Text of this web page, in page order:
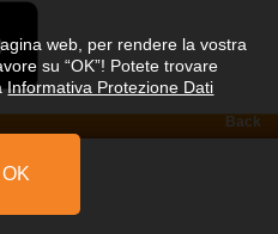
Back
web, per rendere la vostra
su “OK”! Potete trovare
Informativa Protezione Dati
OK